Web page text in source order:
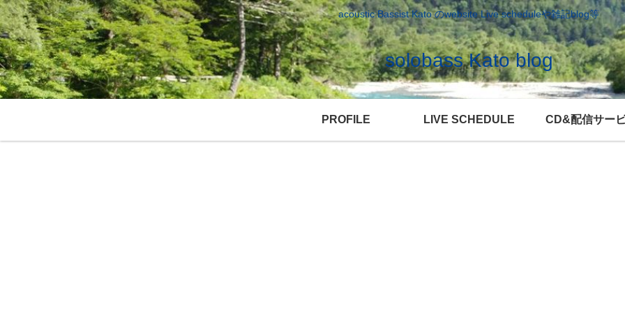
acoustic Bassist Kato のwebsite Live scheduleや雑記blog等
solobass Kato blog
PROFILE LIVE SCHEDULE CD&配信サー